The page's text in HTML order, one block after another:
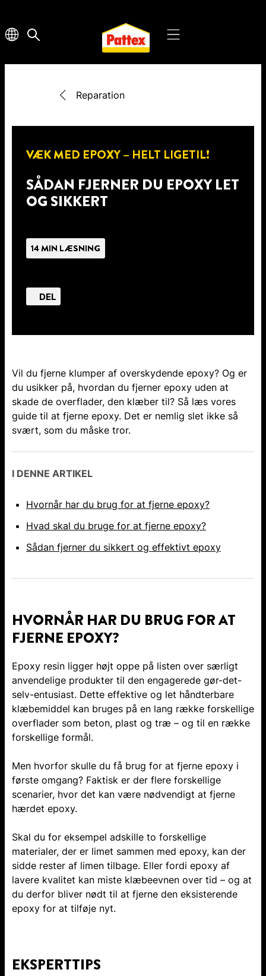
Reparation
VÆK MED EPOXY – HELT LIGETIL!
SÅDAN FJERNER DU EPOXY LET
OG SIKKERT
14 MIN LÆSNING
DEL
Vil du fjerne klumper af overskydende epoxy? Og er
du usikker på, hvordan du fjerner epoxy uden at
skade de overflader, den klæber til? Så læs vores
guide til at fjerne epoxy. Det er nemlig slet ikke så
svært, som du måske tror.
I DENNE ARTIKEL
Hvornår har du brug for at fjerne epoxy?
Hvad skal du bruge for at fjerne epoxy?
Sådan fjerner du sikkert og effektivt epoxy
HVORNÅR HAR DU BRUG FOR AT
FJERNE EPOXY?
Epoxy resin ligger højt oppe på listen over særligt
anvendelige produkter til den engagerede gør-det-
selv-entusiast. Dette effektive og let håndterbare
klæbemiddel kan bruges på en lang række forskellige
overflader som beton, plast og træ – og til en række
forskellige formål.
Men hvorfor skulle du få brug for at fjerne epoxy i
første omgang? Faktisk er der flere forskellige
scenarier, hvor det kan være nødvendigt at fjerne
hærdet epoxy.
Skal du for eksempel adskille to forskellige
materialer, der er limet sammen med epoxy, kan der
sidde rester af limen tilbage. Eller fordi epoxy af
lavere kvalitet kan miste klæbeevnen over tid – og at
du derfor bliver nødt til at fjerne den eksisterende
epoxy for at tilføje nyt.
EKSPERTTIPS